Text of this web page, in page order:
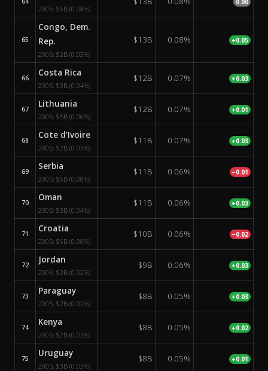
2005: $6B (0.08%)
0.00
65
Congo, Dem.
Rep.
2005: $2B (0.03%)
$13B 0.08% +0.05
66 Costa Rica
2005: $3B (0.04%)
$12B 0.07% +0.03
67 Lithuania
2005: $5B (0.06%)
$12B 0.07% +0.01
68 Cote d'Ivoire
2005: $2B (0.03%)
$11B 0.07% +0.03
69 Serbia
2005: $6B (0.08%)
$11B 0.06% −0.01
70 Oman
2005: $3B (0.04%)
$11B 0.06% +0.03
71 Croatia
2005: $6B (0.08%)
$10B 0.06% −0.02
72 Jordan
2005: $2B (0.02%)
$9B 0.06% +0.03
73 Paraguay
2005: $2B (0.02%)
$8B 0.05% +0.03
74 Kenya
2005: $2B (0.03%)
$8B 0.05% +0.02
75 Uruguay
2005: $3B (0.03%)
$8B 0.05% +0.01